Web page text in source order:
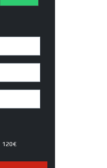
120€